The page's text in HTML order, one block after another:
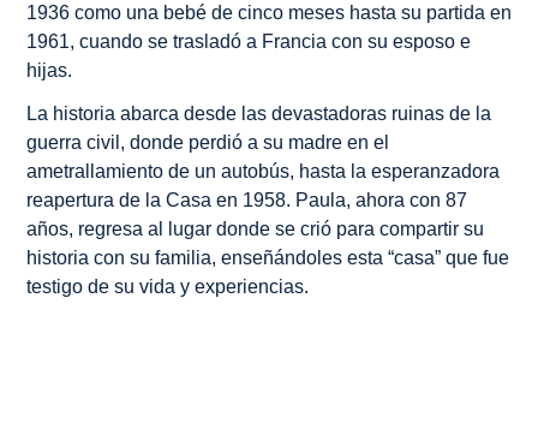
1936 como una bebé de cinco meses hasta su partida en
1961, cuando se trasladó a Francia con su esposo e
hijas.
La historia abarca desde las devastadoras ruinas de la
guerra civil, donde perdió a su madre en el
ametrallamiento de un autobús, hasta la esperanzadora
reapertura de la Casa en 1958. Paula, ahora con 87
años, regresa al lugar donde se crió para compartir su
historia con su familia, enseñándoles esta “casa” que fue
testigo de su vida y experiencias.